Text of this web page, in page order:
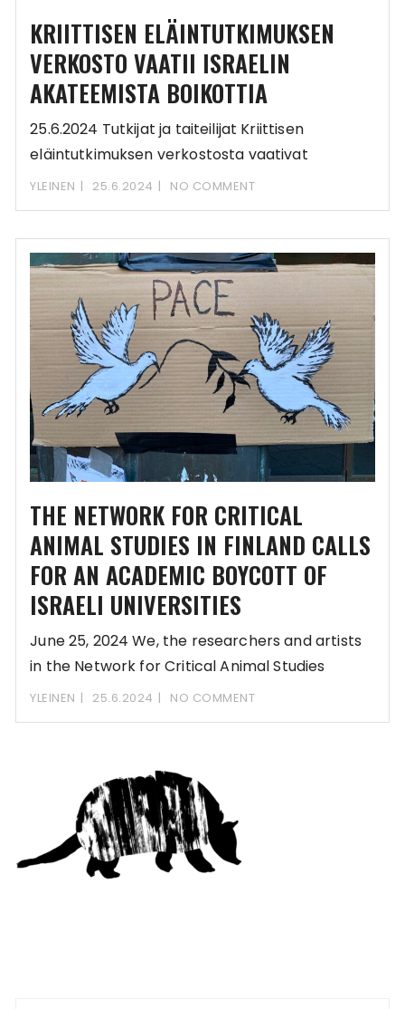
KRIITTISEN ELÄINTUTKIMUKSEN
VERKOSTO VAATII ISRAELIN
AKATEEMISTA BOIKOTTIA
25.6.2024 Tutkijat ja taiteilijat Kriittisen
eläintutkimuksen verkostosta vaativat
suomalaisia yliopistoja liittymään
palestiinalaisten perustamaan kampanjaan
YLEINEN 25.6.2024 NO COMMENT
THE NETWORK FOR CRITICAL
ANIMAL STUDIES IN FINLAND CALLS
FOR AN ACADEMIC BOYCOTT OF
ISRAELI UNIVERSITIES
June 25, 2024 We, the researchers and artists
in the Network for Critical Animal Studies
YLEINEN 25.6.2024 NO COMMENT